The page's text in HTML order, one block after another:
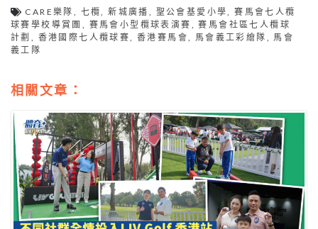
CARE樂隊 , 七欖,新城廣播 , 聖公會基愛小學,賽馬會七人欖
球賽學校導賞團 , 賽馬會小型欖球表演賽 ,賽馬會社區七人欖球
計劃 , 香港國際七人欖球賽,香港賽馬會, 馬會義工彩繪隊 , 馬會
義工隊
相關文章：